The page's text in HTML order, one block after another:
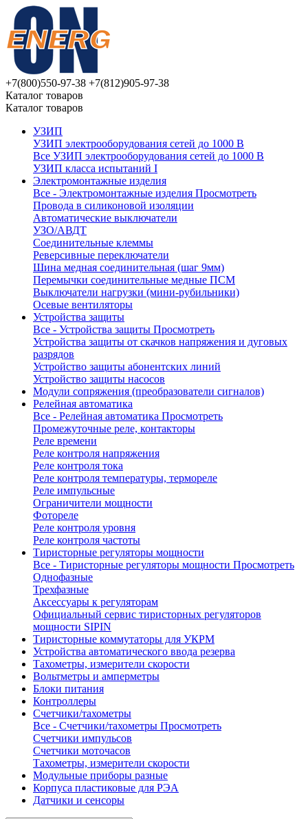
+7(800)550-97-38 +7(812)905-97-38
Каталог товаров
Каталог товаров
УЗИП
УЗИП электрооборудования сетей до 1000 В
Все УЗИП электрооборудования сетей до 1000 В
УЗИП клaссa испытаний I
Электромонтажные изделия
Все - Электромонтажные изделия Просмотреть
Провода в силиконовой изоляции
Автоматические выключатели
УЗО/АВДТ
Соединительные клеммы
Реверсивные переключатели
Шина медная соединительная (шаг 9мм)
Перемычки соединительные медные ПСМ
Выключатели нагрузки (мини-рубильники)
Осевые вентиляторы
Устройства защиты
Все - Устройства защиты Просмотреть
Устройства защиты от скачков напряжения и дуговых
разрядов
Устройство защиты абонентских линий
Устройство защиты насосов
Модули сопряжения (преобразователи сигналов)
Релейная автоматика
Все - Релейная автоматика Просмотреть
Промежуточные реле, контакторы
Реле времени
Реле контроля напряжения
Реле контроля тока
Реле контроля температуры, термореле
Реле импульсные
Ограничители мощности
Фотореле
Реле контроля уровня
Реле контроля частоты
Тиристорные регуляторы мощности
Все - Тиристорные регуляторы мощности Просмотреть
Однофазные
Трехфазные
Аксессуары к регуляторам
Официальный сервис тиристорных регуляторов
мощности SIPIN
Тиристорные коммутаторы для УКРМ
Устройства автоматического ввода резерва
Тахометры, измерители скорости
Вольтметры и амперметры
Блоки питания
Контроллеры
Счетчики/тахометры
Все - Счетчики/тахометры Просмотреть
Счетчики импульсов
Счетчики моточасов
Тахометры, измерители скорости
Модульные приборы разные
Корпуса пластиковые для РЭА
Датчики и сенсоры